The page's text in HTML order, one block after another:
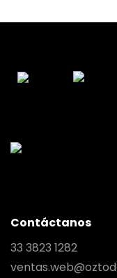
Contáctanos
33 3823 1282